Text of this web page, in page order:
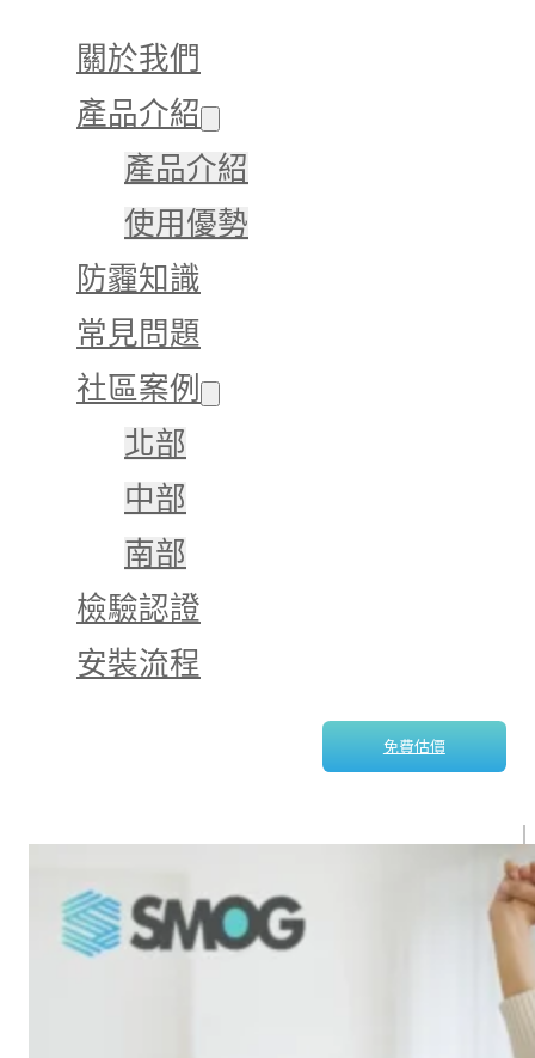
關於我們
產品介紹
產品介紹
使用優勢
防霾知識
常見問題
社區案例
北部
中部
南部
檢驗認證
安裝流程
免費估價